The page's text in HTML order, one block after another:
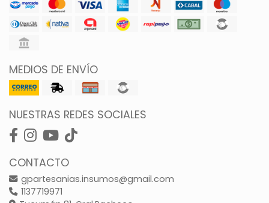
MEDIOS DE ENVÍO
NUESTRAS REDES SOCIALES
CONTACTO
gpartesanias.insumos@gmail.com
1137719971